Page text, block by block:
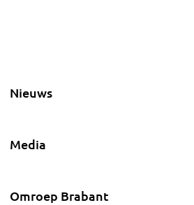
Nieuws
Media
Omroep Brabant